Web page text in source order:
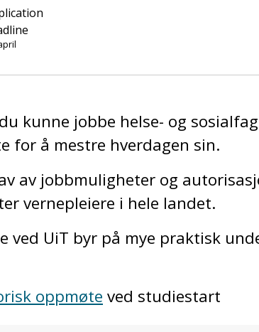
kunne jobbe helse- og
for å mestre hverdagen sin.
av jobbmuligheter og
vernepleiere i hele landet.
ved UiT byr på mye praktisk
oppmøte ved studiestart